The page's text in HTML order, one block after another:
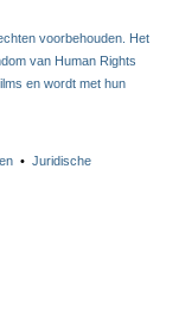
voorbehouden. Het
van Human Rights
en wordt met hun
• Juridische